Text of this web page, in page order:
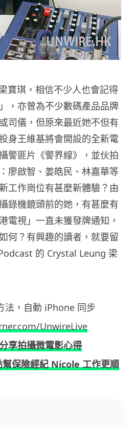
寶琪，相信不少人也會記得
，亦曾為不少數碼產品品牌
司儀，但原來最近她不但有
身王維基將會開設的全新電
警匪片《警界線》，並伙拍
廖啟智、姜皓民、林嘉華等
工作崗位有甚麼新體驗？由
錄機鏡頭前的她，有甚麼有
電視」一直未獲發牌通知，
何？有興趣的讀者，就要留
的 Crystal Leung 梁
法，自動 iPhone 同步
UnwireLive
享拍攝微電影心得
保險經紀 Nicole 工作更順